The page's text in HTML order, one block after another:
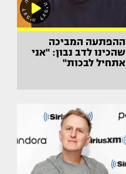
ההפתעה המביכה
שהכינו לדב נבון: "אני
אתחיל לבכות"